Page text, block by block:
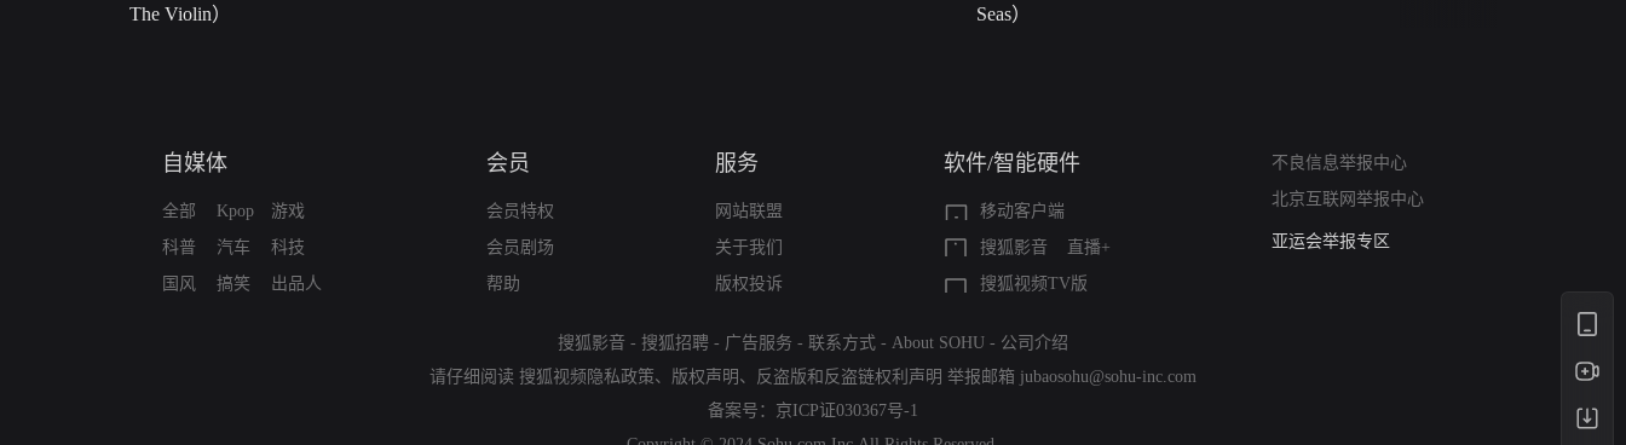
The Violin）
Seas）
自媒体
全部
科普
国风
Kpop
汽车
搞笑
游戏
科技
出品人
会员
会员特权
会员剧场
帮助
服务
网站联盟
关于我们
版权投诉
软件/智能硬件
移动客户端
搜狐影音
直播+
搜狐视频TV版
不良信息举报中心
北京互联网举报中心
算法推荐专项举报
亚运会举报专区
搜狐影音 - 搜狐招聘 - 广告服务 - 联系方式 - About SOHU - 公司介绍
请仔细阅读 搜狐视频隐私政策、 版权声明 、 反盗版和反盗链权利声明 举报邮箱 jubaosohu@sohu-inc.com
备案号： 京ICP证030367号-1